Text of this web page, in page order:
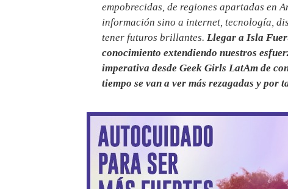
empobrecidas, de regiones apartadas en
información sino a internet, tecnología,
tener futuros brillantes. Llegar a Isla
conocimiento extendiendo nuestros
imperativa desde Geek Girls LatAm de
tiempo se van a ver más rezagadas y por